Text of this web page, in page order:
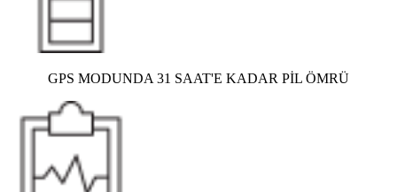
GPS MODUNDA 31 SAAT'E KADAR PİL ÖMRÜ